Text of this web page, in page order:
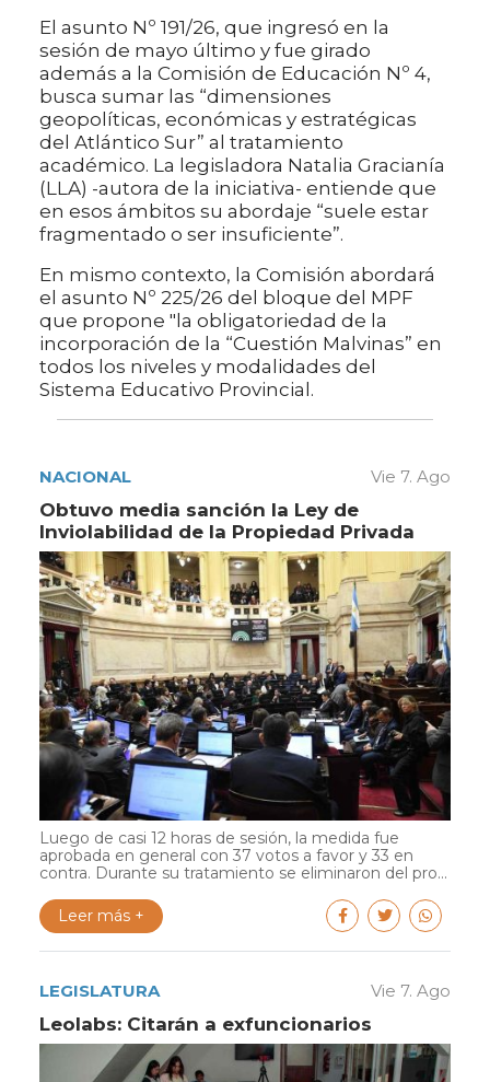
El asunto Nº 191/26, que ingresó en la
sesión de mayo último y fue girado
además a la Comisión de Educación Nº 4,
busca sumar las “dimensiones
geopolíticas, económicas y estratégicas
del Atlántico Sur” al tratamiento
académico. La legisladora Natalia Gracianía
(LLA) -autora de la iniciativa- entiende que
en esos ámbitos su abordaje “suele estar
fragmentado o ser insuficiente”.
En mismo contexto, la Comisión abordará
el asunto Nº 225/26 del bloque del MPF
que propone "la obligatoriedad de la
incorporación de la “Cuestión Malvinas” en
todos los niveles y modalidades del
Sistema Educativo Provincial.
NACIONAL Vie 7. Ago
Obtuvo media sanción la Ley de
Inviolabilidad de la Propiedad Privada
Luego de casi 12 horas de sesión, la medida fue
aprobada en general con 37 votos a favor y 33 en
contra. Durante su tratamiento se eliminaron del pro...
Leer más +
LEGISLATURA Vie 7. Ago
Leolabs: Citarán a exfuncionarios